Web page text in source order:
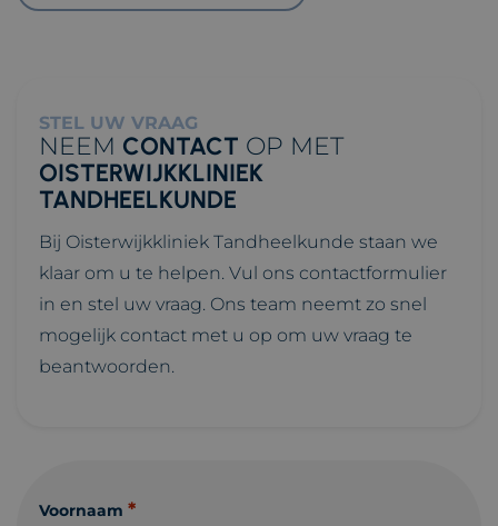
STEL UW VRAAG
NEEM CONTACT OP MET
OISTERWIJKKLINIEK
TANDHEELKUNDE
Bij Oisterwijkkliniek Tandheelkunde staan we
klaar om u te helpen. Vul ons contactformulier
in en stel uw vraag. Ons team neemt zo snel
mogelijk contact met u op om uw vraag te
beantwoorden.
Voornaam *